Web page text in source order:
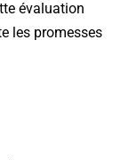
évaluation
les promesses